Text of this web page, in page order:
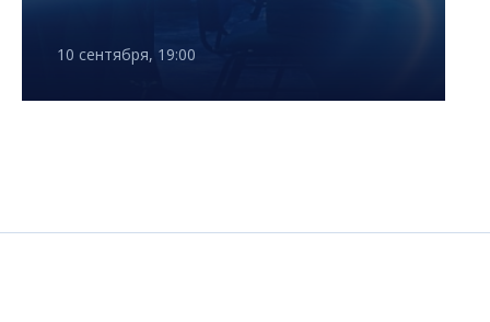
10 сентября, 19:00